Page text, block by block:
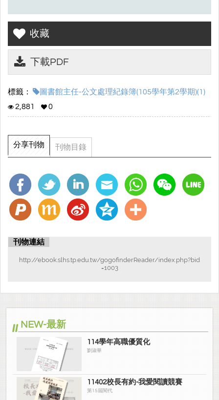
收藏
下載PDF
標籤：
圖書館主任-公文處理紀錄簿(105學年第2學期)(1)
2,881
0
分享刊物 刊物目錄
刊物連結
http://ebook.slhs.tp.edu.tw/gogofinderReader/index.php?bid
=1003
NEW-最新
114學年高職優質化
劉淑華
11402校長有約-我愛閱讀競賽
第15屆閱代